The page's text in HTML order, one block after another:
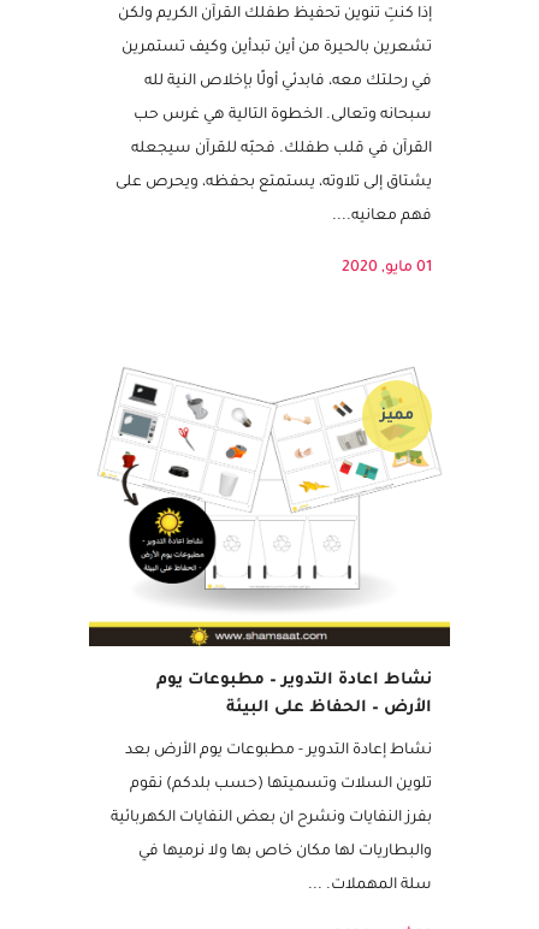
جدول حفظ القرأن الكريم – درج القصر
للبنات – سباق سيارات للصبيان
إذا كنتِ تنوين تحفيظ طفلك القرآن الكريم ولكن
تشعرين بالحيرة من أين تبدأين وكيف تستمرين
في رحلتك معه، فابدئي أولًا بإخلاص النية لله
سبحانه وتعالى. الخطوة التالية هي غرس حب
القرآن في قلب طفلك. فحبّه للقرآن سيجعله
يشتاق إلى تلاوته، يستمتع بحفظه، ويحرص على
نشاط اعادة التدوير – مطبوعات يوم
الأرض – الحفاظ على البيئة
مميز
نشاط إعادة التدوير - مطبوعات يوم الأرض بعد
تلوين السلات وتسميتها (حسب بلدكم) نقوم